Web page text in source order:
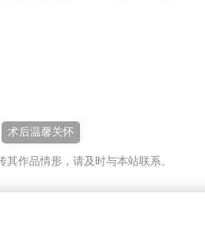
术后温馨关怀
作品情形，请及时与本站联系。